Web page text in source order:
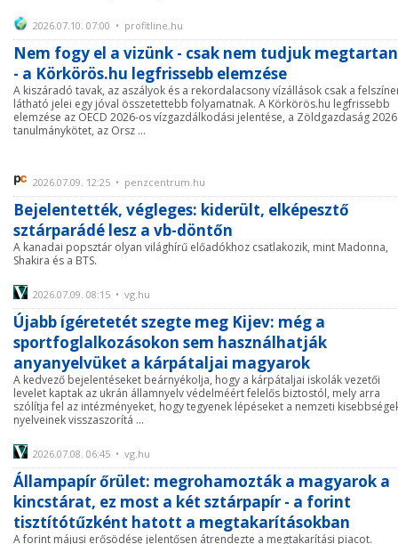
2026.07.10. 07:00 • profitline.hu
Nem fogy el a vizünk - csak nem tudjuk
- a Körkörös.hu legfrissebb elemzése
A kiszáradó tavak, az aszályok és a rekordalacsony vízállások csak a
látható jelei egy jóval összetettebb folyamatnak. A Körkörös.hu legfrissebb
elemzése az OECD 2026-os vízgazdálkodási jelentése, a Zöldgazdaság 2026
tanulmánykötet, az Orsz ...
2026.07.09. 12:25 • penzcentrum.hu
Bejelentették, végleges: kiderült, elképesztő
sztárparádé lesz a vb-döntőn
A kanadai popsztár olyan világhírű előadókhoz csatlakozik, mint Madonna,
Shakira és a BTS.
2026.07.09. 08:15 • vg.hu
Újabb ígéretetét szegte meg Kijev: még a
sportfoglalkozásokon sem használhatják
anyanyelvüket a kárpátaljai magyarok
A kedvező bejelentéseket beárnyékolja, hogy a kárpátaljai iskolák vezetői
levelet kaptak az ukrán államnyelv védelméért felelős biztostól, mely arra
szólítja fel az intézményeket, hogy tegyenek lépéseket a nemzeti
nyelveinek visszaszorítá ...
2026.07.08. 06:45 • vg.hu
Állampapír őrület: megrohamozták a magyarok a
kincstárat, ez most a két sztárpapír - a forint
tisztítótűzként hatott a megtakarításokban
A forint májusi erősödése jelentősen átrendezte a megtakarítási piacot.